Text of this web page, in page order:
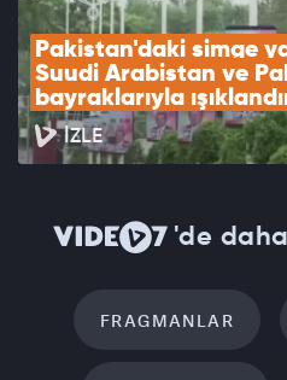
Pakistan'daki simge
Suudi Arabistan ve
bayraklarıyla
İZLE
'de daha
FRAGMANLAR